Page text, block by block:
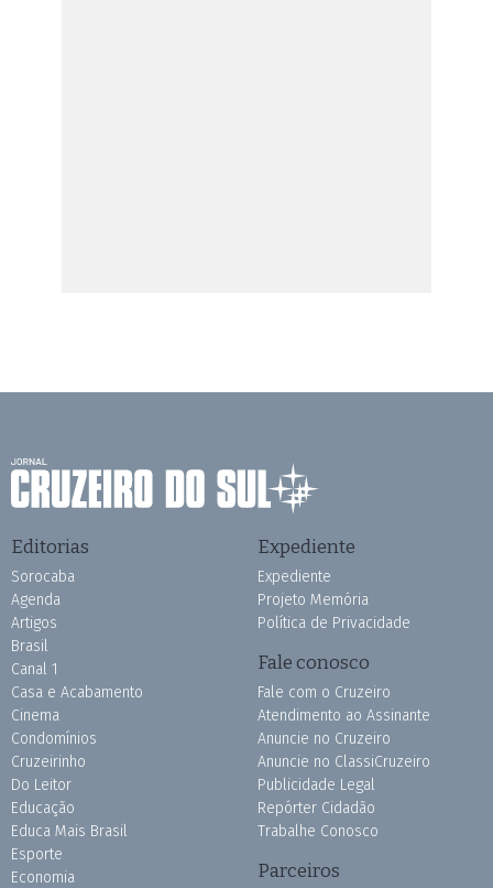
Editorias
Sorocaba
Agenda
Artigos
Brasil
Canal 1
Casa e Acabamento
Cinema
Condomínios
Cruzeirinho
Do Leitor
Educação
Educa Mais Brasil
Esporte
Economia
Expediente
Expediente
Projeto Memória
Política de Privacidade
Fale conosco
Fale com o Cruzeiro
Atendimento ao Assinante
Anuncie no Cruzeiro
Anuncie no ClassiCruzeiro
Publicidade Legal
Repórter Cidadão
Trabalhe Conosco
Parceiros